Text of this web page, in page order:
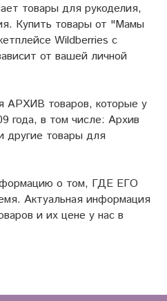
товары для рукоделия,
Купить товары от "Мамы
Wildberries с
от вашей личной
АРХИВ товаров, которые у
года, в том числе: Архив
другие товары для
о том, ГДЕ ЕГО
Актуальная информация
и их цене у нас в